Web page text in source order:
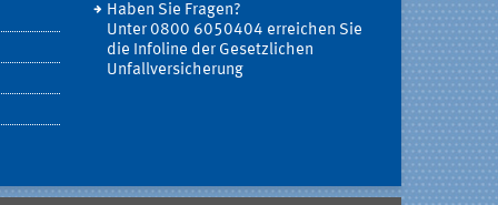
Haben Sie Fragen?
Unter 0800 6050404 erreichen Sie
die Infoline der Gesetzlichen
Unfallversicherung